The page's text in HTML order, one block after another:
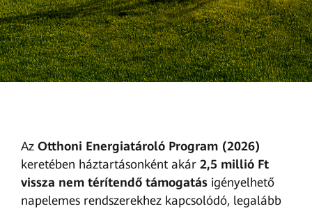
Az Otthoni Energiatároló Program (2026)
keretében háztartásonként akár 2,5 millió Ft
vissza nem térítendő támogatásigényelhető
napelemes rendszerekhez kapcsolódó, legalább